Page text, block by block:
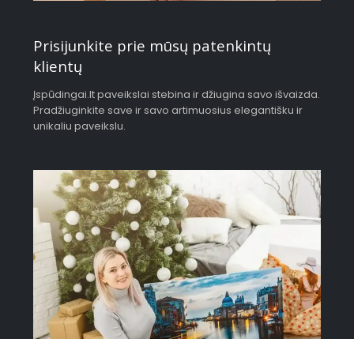
Prisijunkite prie mūsų patenkintų
klientų
Įspūdingai.lt paveikslai stebina ir džiugina savo išvaizda.
Pradžiuginkite save ir savo artimuosius elegantišku ir
unikaliu paveikslu.